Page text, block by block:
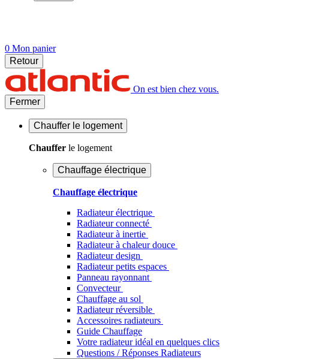
0 Mon panier
Retour
On est bien chez vous.
Fermer
Chauffer le logement
Chauffer le logement
Chauffage électrique
Chauffage électrique
Radiateur électrique
Radiateur connecté
Radiateur à inertie
Radiateur à chaleur douce
Radiateur design
Radiateur petits espaces
Panneau rayonnant
Convecteur
Chauffage au sol
Radiateur réversible
Accessoires radiateurs
Guide Chauffage
Votre radiateur idéal en quelques clics
Questions / Réponses Radiateurs